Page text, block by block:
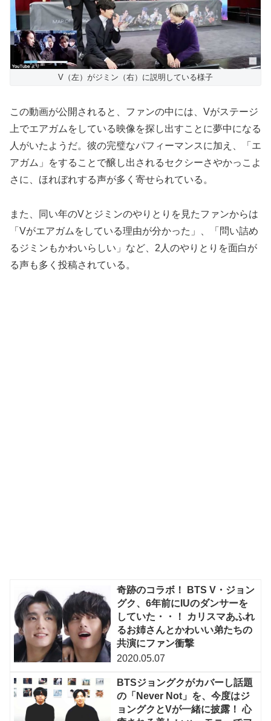
V（左）がジミン（右）に説明している様子
この動画が公開されると、ファンの中には、Vがステージ
上でエアガムをしている映像を探し出すことに夢中になる
人がいたようだ。彼の完璧なパフィーマンスに加え、「エ
アガム」をすることで醸し出されるセクシーさやかっこよ
さに、ほれぼれする声が多く寄せられている。
また、同い年のVとジミンのやりとりを見たファンからは
「Vがエアガムをしている理由が分かった」、「問い詰め
るジミンもかわいらしい」など、2人のやりとりを面白が
る声も多く投稿されている。
奇跡のコラボ！ BTS V・ジョン
グク、6年前にIUのダンサーを
していた・・！ カリスマあふれ
るお姉さんとかわいい弟たちの
共演にファン衝撃
2020.05.07
BTSジョングクがカバーし話題
の「Never Not」を、今度はジ
ョングクとVが一緒に披露！ 心